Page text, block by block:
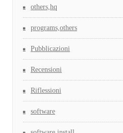
others,hq
programs,others
Pubblicazioni
Recensioni
Riflessioni
software